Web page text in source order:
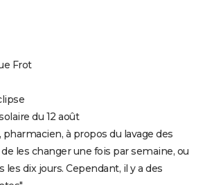
Frot
du 12 août
pharmacien, à propos du lavage des
de les changer une fois par semaine, ou
dix jours. Cependant, il y a des